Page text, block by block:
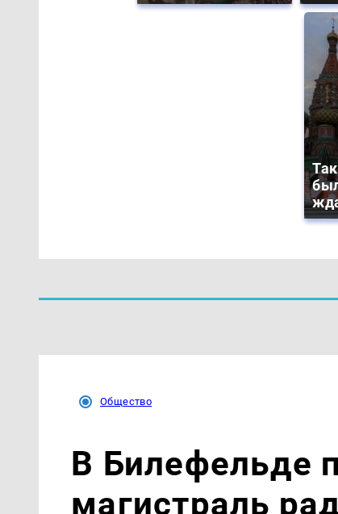
Общество
В Билефельде
магистраль